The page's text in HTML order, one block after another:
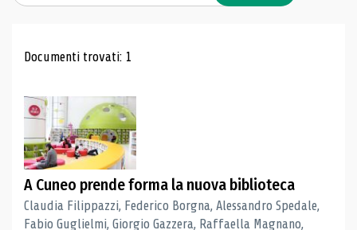
Risultati di ricerca
Documenti trovati: 1
A Cuneo prende forma la nuova biblioteca
Claudia Filippazzi, Federico Borgna, Alessandro Spedale,
Fabio Guglielmi, Giorgio Gazzera, Raffaella Magnano,